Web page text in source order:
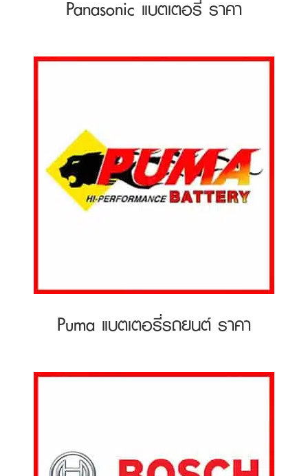
Panasonic แบตเตอรี่ ราคา
Puma แบตเตอรี่รถยนต์ ราคา